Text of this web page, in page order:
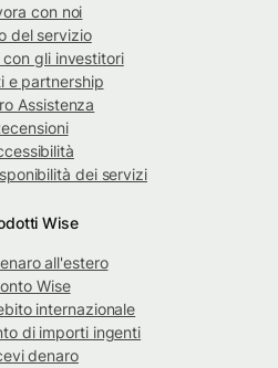
con noi
del servizio
con gli investitori
e partnership
Assistenza
dei servizi
Wise
all'estero
Wise
internazionale
di importi ingenti
denaro